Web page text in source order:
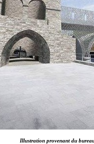
Illustration provenant du